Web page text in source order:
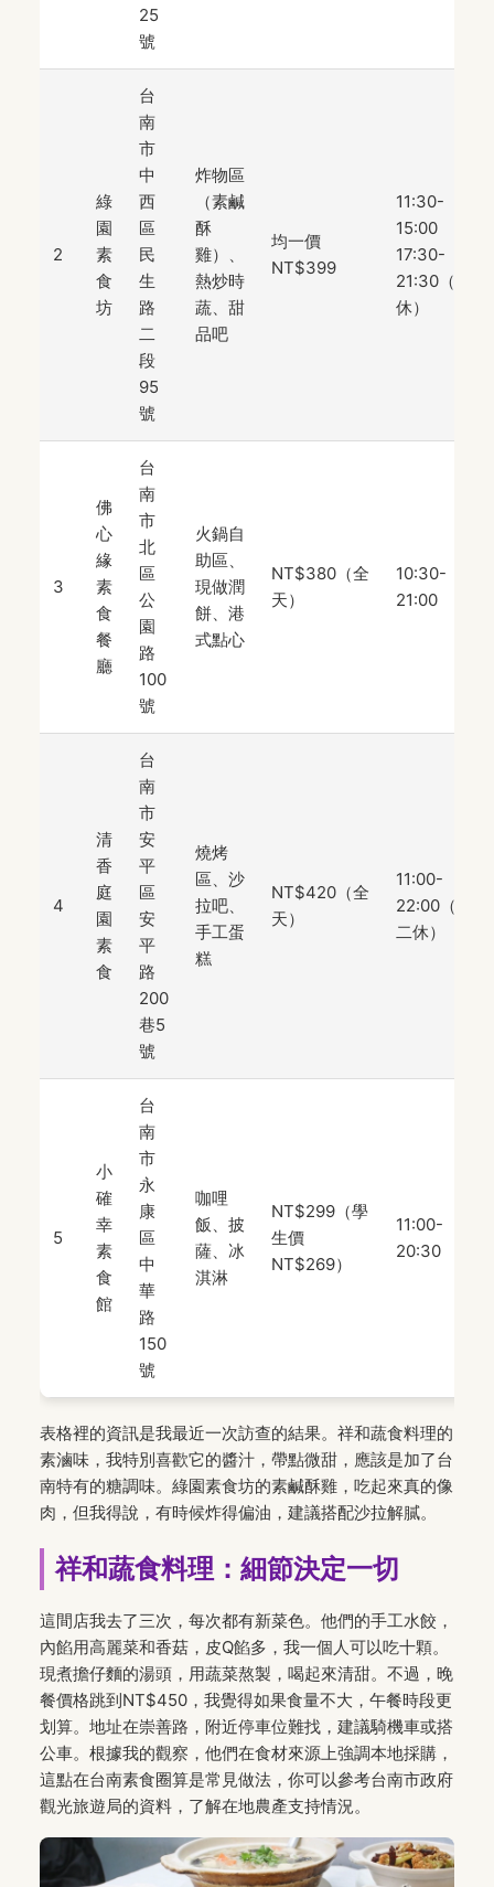
25
號
2
綠
園
素
食
坊
台
南
市
中
西
區
民
生
路
二
段
95
號
炸物區
（素鹹
酥
雞）、
熱炒時
蔬、甜
品吧
均一價
NT$399
11:30-
15:00
17:30-
21:30（無
休）
3
佛
心
緣
素
食
餐
廳
台
南
市
北
區
公
園
路
100
號
火鍋自
助區、
現做潤
餅、港
式點心
NT$380（全
天）
10:30-
21:00
4
清
香
庭
園
素
食
台
南
市
安
平
區
安
平
路
200
巷5
號
燒烤
區、沙
拉吧、
手工蛋
糕
NT$420（全
天）
11:00-
22:00（週
二休）
5
小
確
幸
素
食
館
台
南
市
永
康
區
中
華
路
150
號
咖哩
飯、披
薩、冰
淇淋
NT$299（學
生價
NT$269）
11:00-
20:30
表格裡的資訊是我最近一次訪查的結果。祥和蔬食料理的
素滷味，我特別喜歡它的醬汁，帶點微甜，應該是加了台
南特有的糖調味。綠園素食坊的素鹹酥雞，吃起來真的像
肉，但我得說，有時候炸得偏油，建議搭配沙拉解膩。
祥和蔬食料理：細節決定一切
這間店我去了三次，每次都有新菜色。他們的手工水餃，
內餡用高麗菜和香菇，皮Q餡多，我一個人可以吃十顆。
現煮擔仔麵的湯頭，用蔬菜熬製，喝起來清甜。不過，晚
餐價格跳到NT$450，我覺得如果食量不大，午餐時段更
划算。地址在崇善路，附近停車位難找，建議騎機車或搭
公車。根據我的觀察，他們在食材來源上強調本地採購，
這點在台南素食圈算是常見做法，你可以參考台南市政府
觀光旅遊局的資料，了解在地農產支持情況。